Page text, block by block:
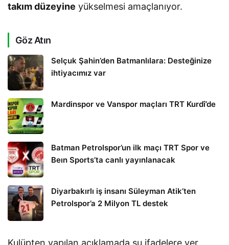
takım düzeyine yükselmesi amaçlanıyor.
Göz Atın
Selçuk Şahin’den Batmanlılara: Desteğinize
ihtiyacımız var
Mardinspor ve Vanspor maçları TRT Kurdî’de
Batman Petrolspor’un ilk maçı TRT Spor ve
Beın Sports’ta canlı yayınlanacak
Diyarbakırlı iş insanı Süleyman Atik’ten
Petrolspor’a 2 Milyon TL destek
Kulüpten yapılan açıklamada şu ifadelere yer